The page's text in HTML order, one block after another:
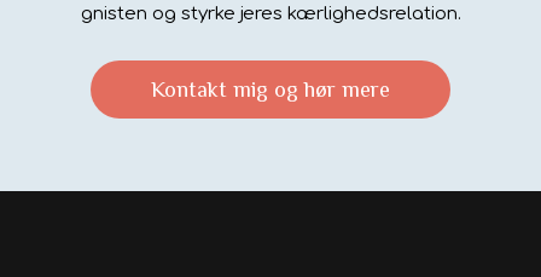
gnisten og styrke jeres kærlighedsrelation.
Kontakt mig og hør mere